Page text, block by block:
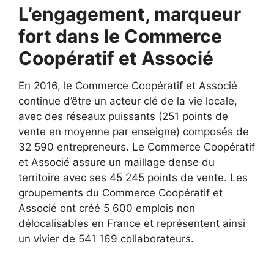
L’engagement, marqueur
fort dans le Commerce
Coopératif et Associé
En 2016, le Commerce Coopératif et Associé
continue d’être un acteur clé de la vie locale,
avec des réseaux puissants (251 points de
vente en moyenne par enseigne) composés de
32 590 entrepreneurs. Le Commerce Coopératif
et Associé assure un maillage dense du
territoire avec ses 45 245 points de vente. Les
groupements du Commerce Coopératif et
Associé ont créé 5 600 emplois non
délocalisables en France et représentent ainsi
un vivier de 541 169 collaborateurs.